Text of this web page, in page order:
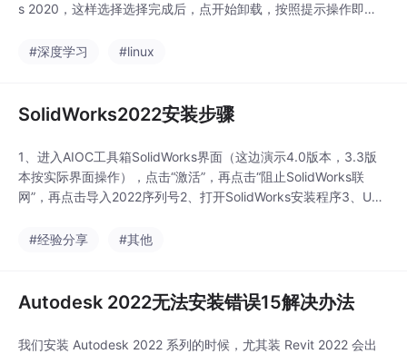
s 2020，这样选择选择完成后，点开始卸载，按照提示操作即
版本也同样的操作...
#深度学习 #linux
SolidWorks2022安装步骤
1、进入AIOC工具箱SolidWorks界面（这边演示4.0版本，3.3版
本按实际界面操作），点击“激活”，再点击“阻止SolidWorks联
网”，再点击导入2022序列号2、打开SolidWorks安装程序3、UAC
序列号，这里直接点“下一步”7、这里要点“取消”否则会无法下一步
#经验分享 #其他
Autodesk 2022无法安装错误15解决办法
我们安装 Autodesk 2022 系列的时候，尤其装 Revit 2022 会出